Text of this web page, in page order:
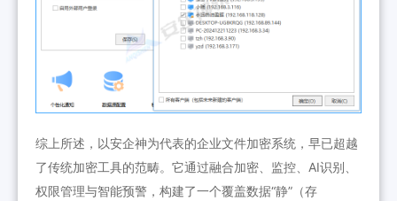
综上所述，以安企神为代表的企业文件加密系统，早已超越
了传统加密工具的范畴。它通过融合加密、监控、AI识别、
权限管理与智能预警，构建了一个覆盖数据“静”（存